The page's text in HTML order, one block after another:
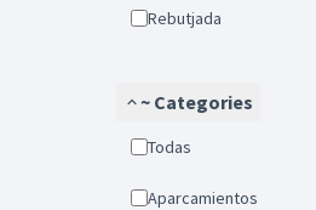
Rebutjada
~ Categories
Todas
Aparcamientos